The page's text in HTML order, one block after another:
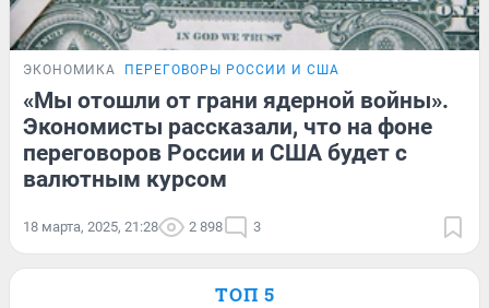
ЭКОНОМИКА ПЕРЕГОВОРЫ РОССИИ И США
«Мы отошли от грани ядерной войны».
Экономисты рассказали, что на фоне
переговоров России и США будет с
валютным курсом
18 марта, 2025, 21:28 2 898 3
ТОП 5